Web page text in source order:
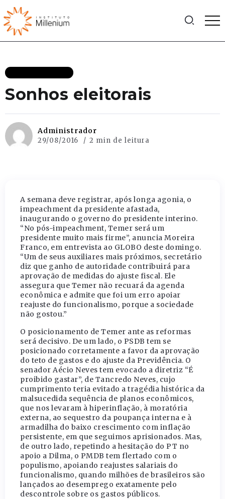
Sonhos eleitorais
Administrador
29/08/2016 2 min de leitura
A semana deve registrar, após longa agonia, o
impeachment da presidente afastada,
inaugurando o governo do presidente interino.
“No pós-impeachment, Temer será um
presidente muito mais firme”, anuncia Moreira
Franco, em entrevista ao GLOBO deste domingo.
“Um de seus auxiliares mais próximos, secretário
diz que ganho de autoridade contribuirá para
aprovação de medidas do ajuste fiscal. Ele
assegura que Temer não recuará da agenda
econômica e admite que foi um erro apoiar
reajuste do funcionalismo, porque a sociedade
não gostou.”
O posicionamento de Temer ante as reformas
será decisivo. De um lado, o PSDB tem se
posicionado corretamente a favor da aprovação
do teto de gastos e do ajuste da Previdência. O
senador Aécio Neves tem evocado a diretriz “É
proibido gastar”, de Tancredo Neves, cujo
cumprimento teria evitado a tragédia histórica da
malsucedida sequência de planos econômicos,
que nos levaram à hiperinflação, à moratória
externa, ao sequestro da poupança interna e à
armadilha do baixo crescimento com inflação
persistente, em que seguimos aprisionados. Mas,
de outro lado, repetindo a hesitação do PT no
apoio a Dilma, o PMDB tem flertado com o
populismo, apoiando reajustes salariais do
funcionalismo, quando milhões de brasileiros são
lançados ao desemprego exatamente pelo
descontrole sobre os gastos públicos.